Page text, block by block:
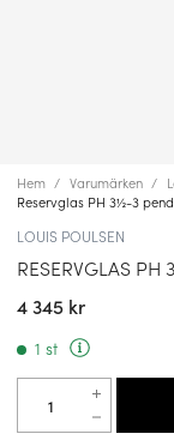
Hem Varumärken
Reservglas PH 3½-3
LOUIS POULSEN
RESERVGLAS
4 345 kr
1 st